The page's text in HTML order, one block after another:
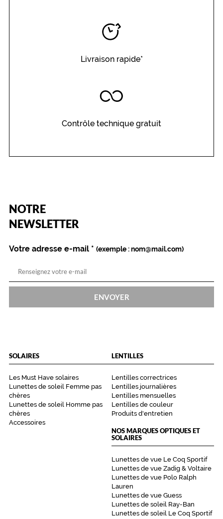
Livraison rapide*
Contrôle technique gratuit
NOTRE
NEWSLETTER
Name
Votre adresse e-mail *
(Ce
champ
est
obligatoire)
(exemple : nom@mail.com)
ENVOYER
SOLAIRES
Les Must Have solaires
Lunettes de soleil Femme pas
chères
Lunettes de soleil Homme pas
chères
Accessoires
LENTILLES
Lentilles correctrices
Lentilles journalières
Lentilles mensuelles
Lentilles de couleur
Produits d'entretien
NOS MARQUES OPTIQUES ET
SOLAIRES
Lunettes de vue Le Coq Sportif
Lunettes de vue Zadig & Voltaire
Lunettes de vue Polo Ralph
Lauren
Lunettes de vue Guess
Lunettes de soleil Ray-Ban
Lunettes de soleil Le Coq Sportif